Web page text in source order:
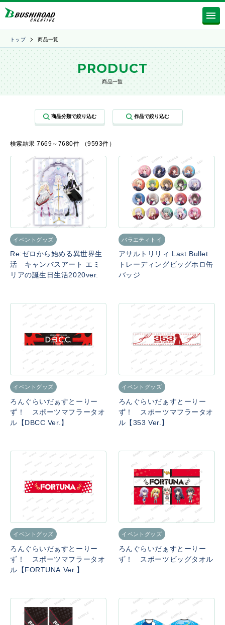
トップ 商品一覧
PRODUCT
商品一覧
検索結果 7669～7680件 （9593件）
イベントグッズ
Re:ゼロから始める異世界生
活 キャンバスアート エミ
リアの誕生日生活2020ver.
バラエティトイ
アサルトリリィ Last Bullet
トレーディングビッグホロ缶
バッジ
イベントグッズ
ろんぐらいだぁすとーりー
ず！ スポーツマフラータオ
ル【DBCC Ver.】
イベントグッズ
ろんぐらいだぁすとーりー
ず！ スポーツマフラータオ
ル【353 Ver.】
イベントグッズ
ろんぐらいだぁすとーりー
ず！ スポーツマフラータオ
ル【FORTUNA Ver.】
イベントグッズ
ろんぐらいだぁすとーりー
ず！ スポーツビッグタオル